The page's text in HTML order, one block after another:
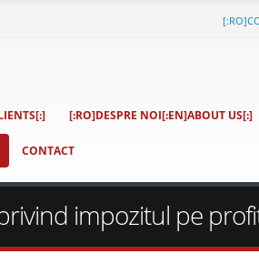
[:RO]DESPRE NOI[:EN]ABOUT US[:]
CONTACT
impozitul pe